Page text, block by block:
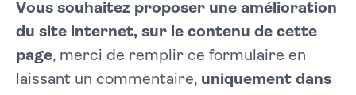
Vous souhaitez proposer une amélioration
du site internet, sur le contenu de cette
page, merci de remplir ce formulaire en
laissant un commentaire, uniquement dans